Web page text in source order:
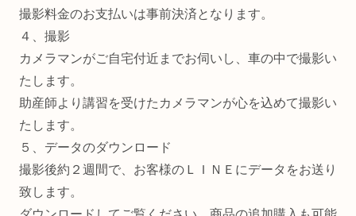
撮影料金のお支払いは事前決済となります。
４、撮影
カメラマンがご自宅付近までお伺いし、車の中で撮影い
たします。
助産師より講習を受けたカメラマンが心を込めて撮影い
たします。
５、データのダウンロード
撮影後約２週間で、お客様のＬＩＮＥにデータをお送り
致します。